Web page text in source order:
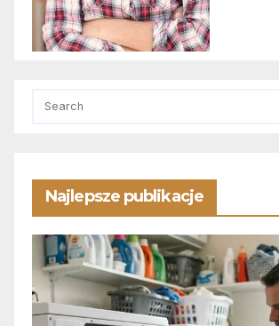
Najlepsze publikacje